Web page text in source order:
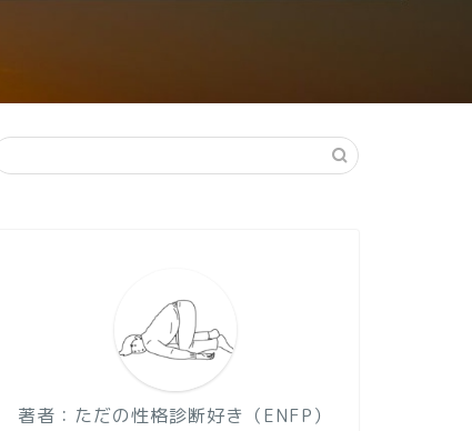
著者：ただの性格診断好き（ENFP）